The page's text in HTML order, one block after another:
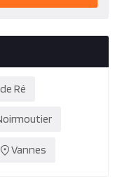
Ré
Vannes